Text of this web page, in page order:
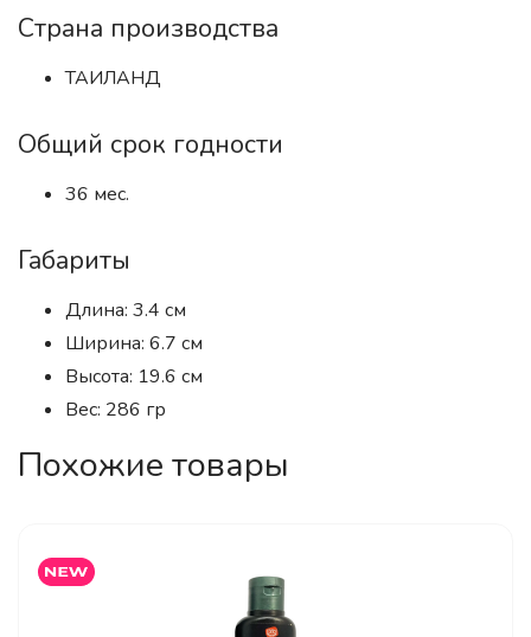
Страна производства
ТАИЛАНД
Общий срок годности
36 мес.
Габариты
Длина: 3.4 см
Ширина: 6.7 см
Высота: 19.6 см
Вес: 286 гр
Похожие товары